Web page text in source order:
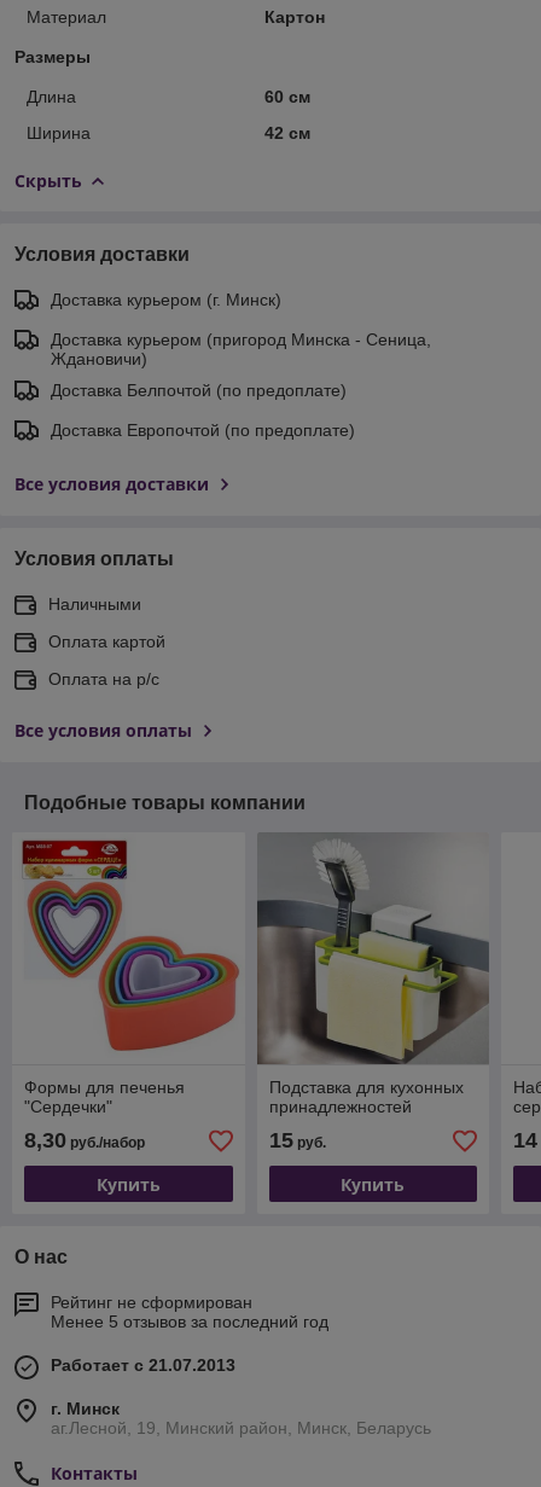
Материал Картон
Размеры
Длина
60 см
Ширина
42 см
Скрыть
Условия доставки
Доставка курьером (г. Минск)
Доставка курьером (пригород Минска - Сеница,
Ждановичи)
Доставка Белпочтой (по предоплате)
Доставка Европочтой (по предоплате)
Все условия доставки
Условия оплаты
Наличными
Оплата картой
Оплата на р/с
Все условия оплаты
Подобные товары компании
Формы для печенья
"Сердечки"
8,30 руб./набор
Купить
Подставка для кухонных
принадлежностей
15руб.
Купить
14
О нас
Рейтинг не сформирован
Менее 5 отзывов за последний год
Работает с 21.07.2013
г. Минск
аг.Лесной, 19, Минский район, Минск, Беларусь
Контакты